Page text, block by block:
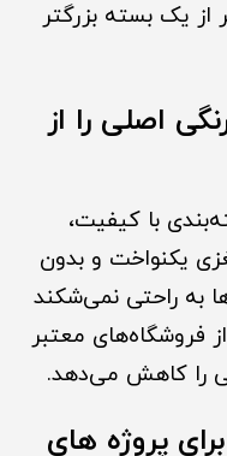
از یک بسته بزرگتر
اصلی را از
با کیفیت،
یکنواخت و بدون
به راحتی نمی‌شکند
فروشگاه‌های معتبر
را کاهش می‌دهد.
پروژه های